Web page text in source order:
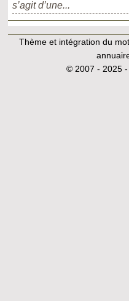
s’agit d’une...
Thème et intégration du
© 2007 - 2025